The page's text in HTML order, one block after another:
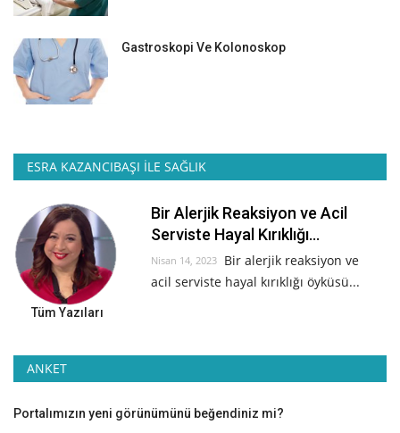
Gastroskopi Ve Kolonoskop
ESRA KAZANCIBAŞI İLE SAĞLIK
Bir Alerjik Reaksiyon ve Acil
Serviste Hayal Kırıklığı...
Nisan 14, 2023 Bir alerjik reaksiyon ve
acil serviste hayal kırıklığı öyküsü...
Tüm Yazıları
ANKET
Portalımızın yeni görünümünü beğendiniz mi?